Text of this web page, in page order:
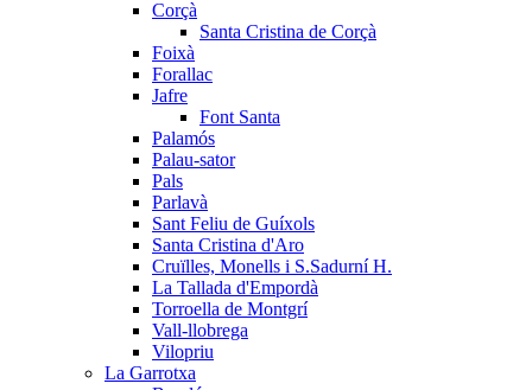
Corçà
Santa Cristina de Corçà
Foixà
Forallac
Jafre
Font Santa
Palamós
Palau-sator
Pals
Parlavà
Sant Feliu de Guíxols
Santa Cristina d'Aro
Cruïlles, Monells i S.Sadurní H.
La Tallada d'Empordà
Torroella de Montgrí
Vall-llobrega
Vilopriu
La Garrotxa